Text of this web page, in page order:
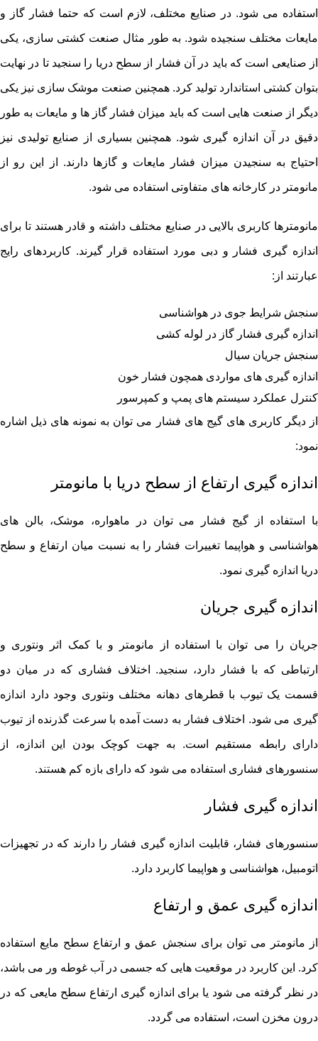
استفاده می ‌شود. در صنایع مختلف، لازم است که حتما فشار گاز و
مایعات مختلف سنجیده شود. به ‌طور مثال صنعت کشتی ‌سازی، یکی
از صنایعی است که باید در آن فشار از سطح دریا را سنجید تا در نهایت
بتوان کشتی استاندارد تولید کرد. همچنین صنعت موشک ‌سازی نیز یکی
دیگر از صنعت هایی است که باید میزان فشار گاز ها و مایعات به ‌طور
دقیق در آن اندازه ‌گیری شود. همچنین بسیاری از صنایع تولیدی نیز
احتیاج به سنجیدن میزان فشار مایعات و گازها دارند. از این ‌رو از
مانومتر در کارخانه ‌های متفاوتی استفاده می‌ شود.
مانومترها کاربری بالایی در صنایع مختلف داشته و قادر هستند تا برای
اندازه گیری فشار و دبی مورد استفاده قرار گیرند. کاربردهای رایج
عبارتند از:
سنجش شرایط جوی در هواشناسی
اندازه گیری فشار گاز در لوله کشی
سنجش جریان سیال
اندازه گیری های مواردی همچون فشار خون
کنترل عملکرد سیستم های پمپ و کمپرسور
از دیگر کاربری های گیج های فشار می توان به نمونه های ذیل اشاره
نمود:
اندازه‌ گیری ارتفاع از سطح دریا با مانومتر
با استفاده از گیج فشار می توان در ماهواره، موشک، بالن های
هواشناسی و هواپیما تغییرات فشار را به نسبت میان ارتفاع و سطح
دریا اندازه گیری نمود.
اندازه‌ گیری جریان
جریان را می توان با استفاده از مانومتر و با کمک اثر ونتوری و
ارتباطی که با فشار دارد، سنجید. اختلاف فشاری که در میان دو
قسمت یک تیوب با قطرهای دهانه مختلف ونتوری وجود دارد اندازه
گیری می شود. اختلاف فشار به دست آمده با سرعت گذرنده از تیوب
دارای رابطه مستقیم است. به جهت کوچک بودن این اندازه، از
سنسورهای فشاری استفاده می شود که دارای بازه کم هستند.
اندازه‌ گیری فشار
سنسورهای فشار، قابلیت اندازه گیری فشار را دارند که در تجهیزات
اتومبیل، هواشناسی و هواپیما کاربرد دارد.
اندازه‌ گیری عمق و ارتفاع
از مانومتر می توان برای سنجش عمق و ارتفاع سطح مایع استفاده
کرد. این کاربرد در موقعیت هایی که جسمی در آب غوطه ور می باشد،
در نظر گرفته می شود یا برای اندازه گیری ارتفاع سطح مایعی که در
درون مخزن است، استفاده می گردد.